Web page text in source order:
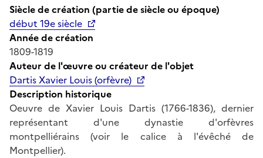
Siècle de création (partie de siècle ou époque)
début 19e siècle
Année de création
1809-1819
Auteur de l'œuvre ou créateur de l'objet
Dartis Xavier Louis (orfèvre)
Description historique
Oeuvre de Xavier Louis Dartis (1766-1836), dernier
représentant d'une dynastie d'orfèvres
montpelliérains (voir le calice à l'évêché de
Montpellier).